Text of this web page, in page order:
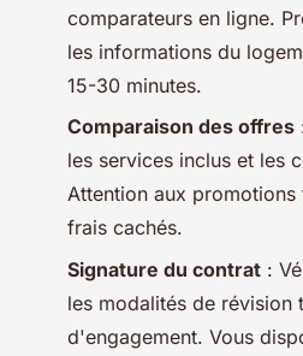
comparateurs en ligne.
les informations du
15-30 minutes.
Comparaison des offres
les services inclus et les
Attention aux promotions
frais cachés.
Signature du contrat :
les modalités de révision
d'engagement. Vous